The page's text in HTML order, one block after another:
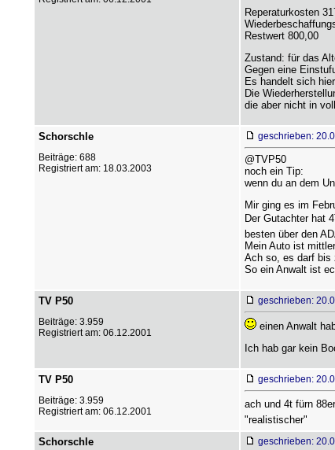
Reperaturkosten
Restwert 800,00
Zustand: für das
Gegen eine
Es handelt sich
Die
die aber nicht in
Schorschle
Beiträge: 688
Registriert am: 18.03.2003
geschrieben:
@TVP50
noch ein Tip:
wenn du an dem
Mir ging es im
Der Gutachter hat
besten über den
Mein Auto ist
Ach so, es darf bis
So ein Anwalt ist
TV P50
Beiträge: 3.959
Registriert am: 06.12.2001
geschrieben:
einen Anwalt
Ich hab gar kein
TV P50
Beiträge: 3.959
Registriert am: 06.12.2001
geschrieben:
ach und 4t fürn
"realistischer"
Schorschle
geschrieben: